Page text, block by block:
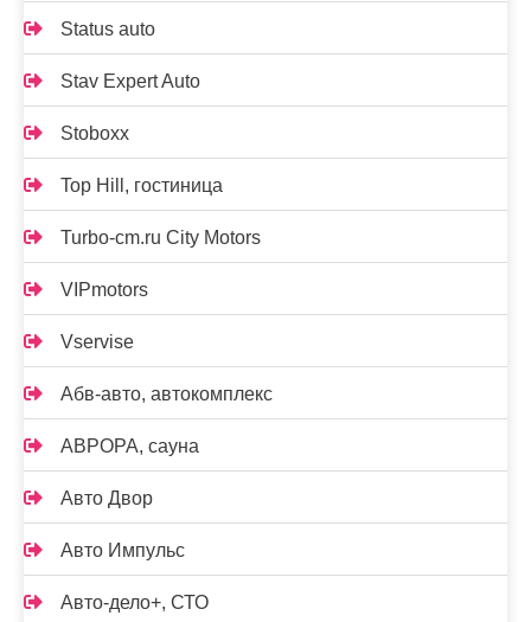
Status auto
Stav Expert Auto
Stoboxx
Top Hill, гостиница
Turbo-cm.ru City Motors
VIPmotors
Vservise
Абв-авто, автокомплекс
АВРОРА, сауна
Авто Двор
Авто Импульс
Авто-дело+, СТО